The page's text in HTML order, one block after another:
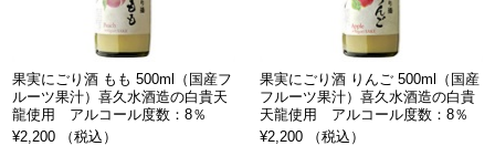
果実にごり酒 もも 500ml（国産フ
ルーツ果汁）喜久水酒造の白貴天
龍使用 アルコール度数：8％
¥2,200 （税込）
果実にごり酒 りんご 500ml（国産
フルーツ果汁）喜久水酒造の白貴
天龍使用 アルコール度数：8％
¥2,200 （税込）